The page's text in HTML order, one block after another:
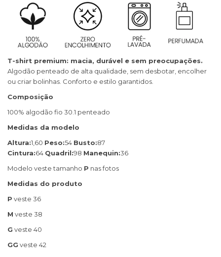
T-shirt premium: macia, durável e sem preocupações.
Algodão penteado de alta qualidade, sem desbotar, encolher
ou criar bolinhas. Conforto e estilo garantidos.
Composição
100% algodão fio 30.1 penteado
Medidas da modelo
Altura:1,60 Peso:54 Busto:87
Cintura:64 Quadril:98 Manequin:36
Modelo veste tamanho P nas fotos
Medidas do produto
P veste 36
M veste 38
G veste 40
GG veste 42